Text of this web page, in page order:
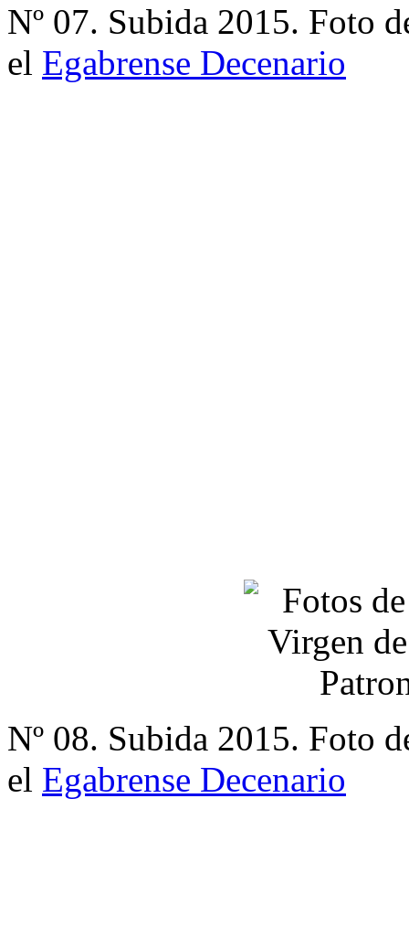
Nº 07. Subida 2015. Foto
el Egabrense Decenario
Nº 08. Subida 2015. Foto
el Egabrense Decenario